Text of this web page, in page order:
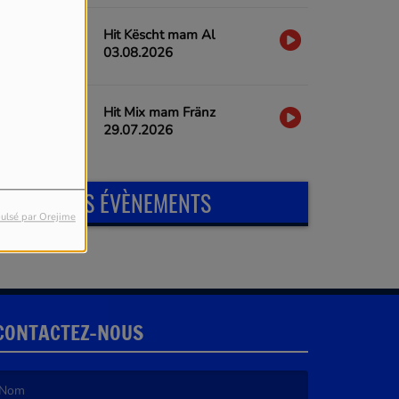
par Orejime
Hit Këscht mam Al
03.08.2026
Hit Mix mam Fränz
29.07.2026
ÉVÈNEMENTS
NOUS